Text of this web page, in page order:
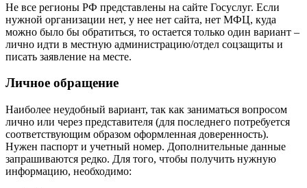
Не все регионы РФ представлены на сайте Госуслуг. Если
нужной организации нет, у нее нет сайта, нет МФЦ, куда
можно было бы обратиться, то остается только один вариант –
лично идти в местную администрацию/отдел соцзащиты и
писать заявление на месте.
Личное обращение
Наиболее неудобный вариант, так как заниматься вопросом
лично или через представителя (для последнего потребуется
соответствующим образом оформленная доверенность).
Нужен паспорт и учетный номер. Дополнительные данные
запрашиваются редко. Для того, чтобы получить нужную
информацию, необходимо: